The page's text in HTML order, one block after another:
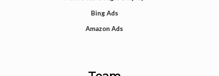
Bing Ads
Amazon Ads